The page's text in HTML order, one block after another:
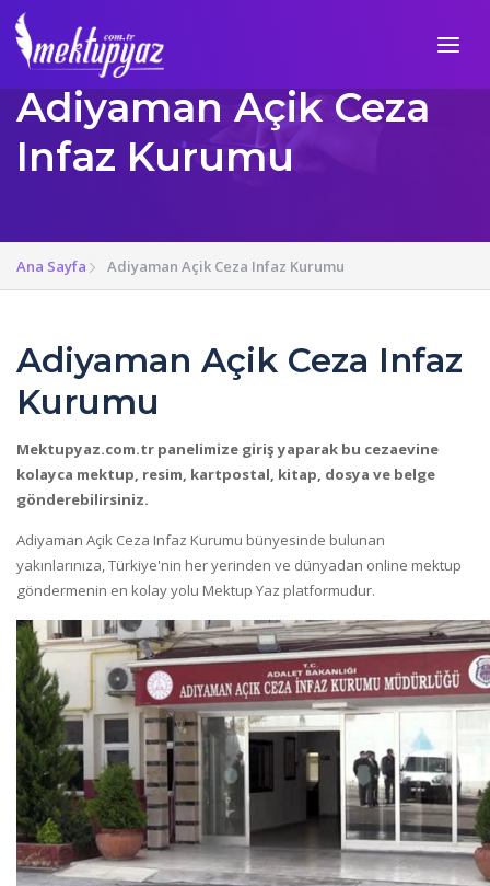
Adiyaman Açik Ceza
Infaz Kurumu
Ana Sayfa Adiyaman Açik Ceza Infaz Kurumu
Adiyaman Açik Ceza Infaz
Kurumu
Mektupyaz.com.tr panelimize giriş yaparak bu cezaevine
kolayca mektup, resim, kartpostal, kitap, dosya ve belge
gönderebilirsiniz.
Adiyaman Açik Ceza Infaz Kurumu bünyesinde bulunan
yakınlarınıza, Türkiye'nin her yerinden ve dünyadan online mektup
göndermenin en kolay yolu Mektup Yaz platformudur.